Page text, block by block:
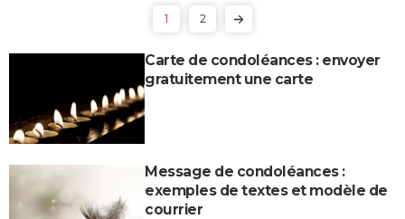
1 2
Carte de condoléances : envoyer
gratuitement une carte
Message de condoléances :
exemples de textes et modèle de
courrier